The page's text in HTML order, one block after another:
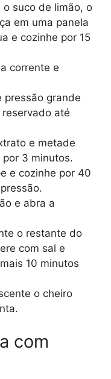
suco de limão, o
em uma panela
e cozinhe por 15
corrente e
pressão grande
até
e metade
3 minutos.
e cozinhe por 40
e abra a
o restante do
com sal e
10 minutos
o cheiro
com